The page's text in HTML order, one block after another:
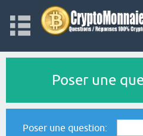
Poser une
Poser une question: